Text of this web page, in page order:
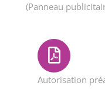
(Panneau
Autorisation